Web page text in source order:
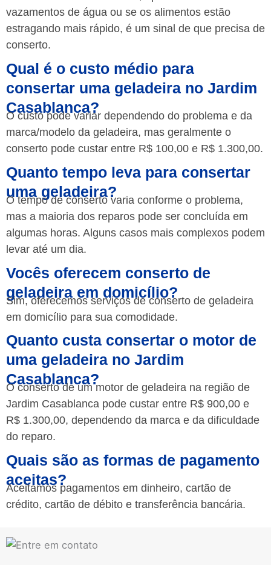
vazamentos de água ou se os alimentos estão
estragando mais rápido, é um sinal de que precisa de
conserto.
Qual é o custo médio para
consertar uma geladeira no Jardim
Casablanca?
O custo pode variar dependendo do problema e da
marca/modelo da geladeira, mas geralmente o
conserto pode custar entre R$ 100,00 e R$ 1.300,00.
Quanto tempo leva para consertar
uma geladeira?
O tempo de conserto varia conforme o problema,
mas a maioria dos reparos pode ser concluída em
algumas horas. Alguns casos mais complexos podem
levar até um dia.
Vocês oferecem conserto de
geladeira em domicílio?
Sim, oferecemos serviços de conserto de geladeira
em domicílio para sua comodidade.
Quanto custa consertar o motor de
uma geladeira no Jardim
Casablanca?
O conserto de um motor de geladeira na região de
Jardim Casablanca pode custar entre R$ 900,00 e
R$ 1.300,00, dependendo da marca e da dificuldade
do reparo.
Quais são as formas de pagamento
aceitas?
Aceitamos pagamentos em dinheiro, cartão de
crédito, cartão de débito e transferência bancária.